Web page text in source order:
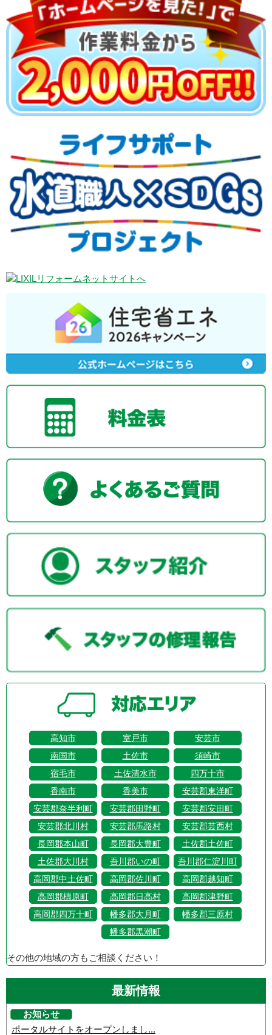
高知市 室戸市
安芸市
南国市
土佐市
須崎市
宿毛市
土佐清水市
四万十市
香南市
香美市
安芸郡東洋町
安芸郡奈半利町
安芸郡田野町
安芸郡安田町
安芸郡北川村
安芸郡馬路村
安芸郡芸西村
長岡郡本山町
長岡郡大豊町
土佐郡土佐町
土佐郡大川村
吾川郡いの町
吾川郡仁淀川町
高岡郡中土佐町
高岡郡佐川町
高岡郡越知町
高岡郡檮原町
高岡郡日高村
高岡郡津野町
高岡郡四万十町
幡多郡大月町
幡多郡三原村
幡多郡黒潮町
その他の地域の方もご相談ください！
最新情報
お知らせ
ポータルサイトをオープンしまし...